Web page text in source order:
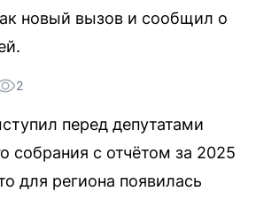
новый вызов и сообщил о
2
перед депутатами
собрания с отчётом за 2025
для региона появилась